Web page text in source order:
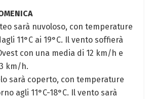
sarà nuvoloso, con temperature
11°C ai 19°C. Il vento soffierà
con una media di 12 km/h e
km/h.
sarà coperto, con temperature
agli 11°C-18°C. Il vento sarà